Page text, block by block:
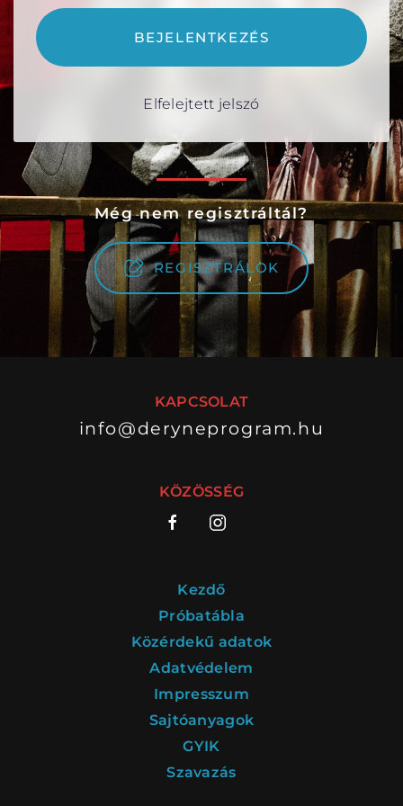
VÁNDORSZÍNHÁZ DÉRYNÉ TÁRSULAT
KÖZREMŰKÖDŐK:
STÁB
SZAKMAI BIZOTTSÁG
MENTOROK
ELŐADÁSOK LISTÁJA
HÍREK
GYAKORI KÉRDÉSEK
BEJELENTKEZÉS
Elfelejtett jelszó
Még nem regisztráltál?
REGISZTRÁLOK
KAPCSOLAT
info@deryneprogram.hu
KÖZÖSSÉG
Kezdő
Próbatábla
Közérdekű adatok
Adatvédelem
Impresszum
Sajtóanyagok
GYIK
Szavazás